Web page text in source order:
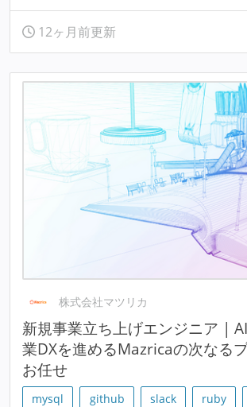
12ヶ月前更新
株式会社マツリカ
新規事業立ち上げエンジニア |
業DXを進めるMazricaの次なる
お任せ
mysql github slack ruby